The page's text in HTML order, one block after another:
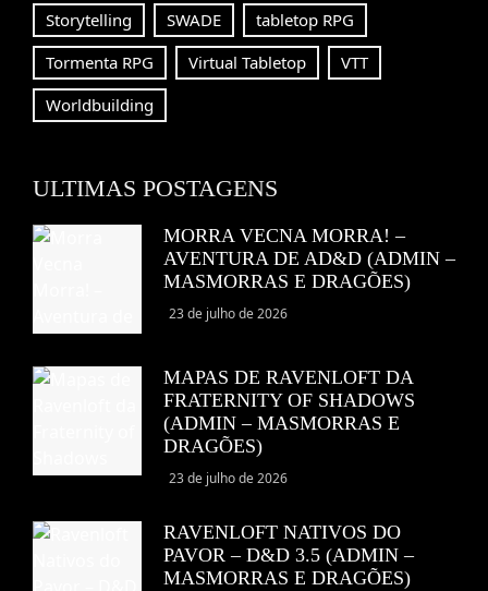
Storytelling
SWADE
tabletop RPG
Tormenta RPG
Virtual Tabletop
VTT
Worldbuilding
ULTIMAS POSTAGENS
MORRA VECNA MORRA! –
AVENTURA DE AD&D (ADMIN –
MASMORRAS E DRAGÕES)
23 de julho de 2026
MAPAS DE RAVENLOFT DA
FRATERNITY OF SHADOWS
(ADMIN – MASMORRAS E
DRAGÕES)
23 de julho de 2026
RAVENLOFT NATIVOS DO
PAVOR – D&D 3.5 (ADMIN –
MASMORRAS E DRAGÕES)